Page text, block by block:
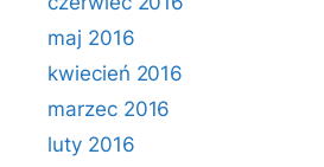
maj 2016
kwiecień 2016
marzec 2016
luty 2016